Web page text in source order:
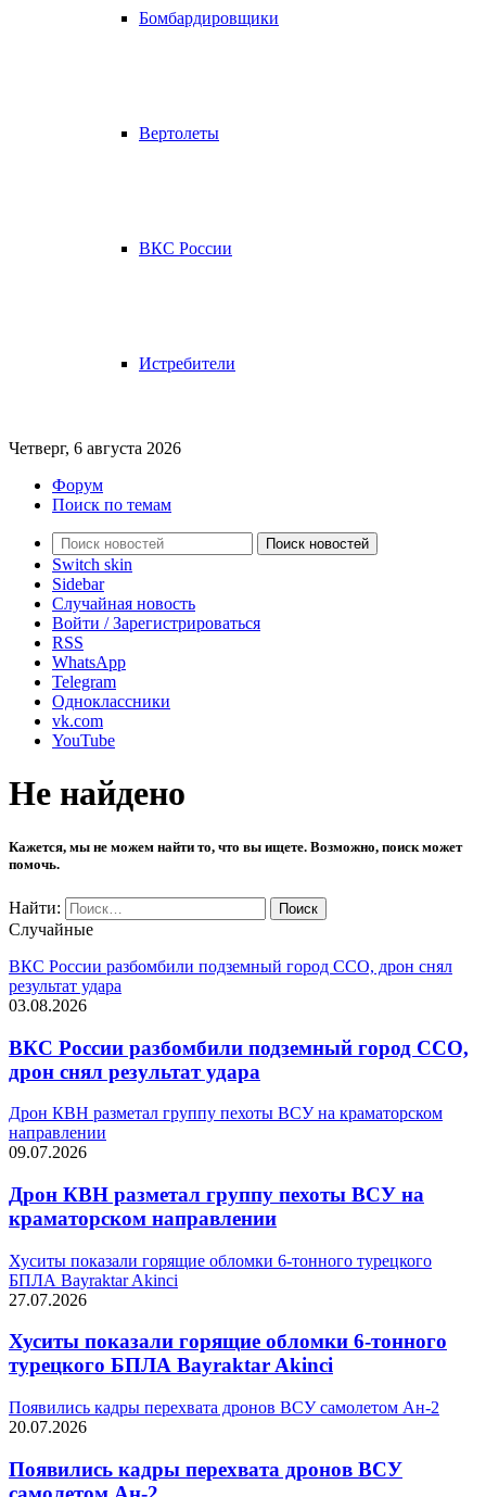
Бомбардировщики
Вертолеты
ВКС России
Истребители
Четверг, 6 августа 2026
Форум
Поиск по темам
Поиск новостей
Switch skin
Sidebar
Случайная новость
Войти / Зарегистрироваться
RSS
WhatsApp
Telegram
Одноклассники
vk.com
YouTube
Не найдено
Кажется, мы не можем найти то, что вы ищете. Возможно, поиск может
помочь.
Найти:
Случайные
ВКС России разбомбили подземный город ССО, дрон снял
результат удара
03.08.2026
ВКС России разбомбили подземный город ССО,
дрон снял результат удара
Дрон КВН разметал группу пехоты ВСУ на краматорском
направлении
09.07.2026
Дрон КВН разметал группу пехоты ВСУ на
краматорском направлении
Хуситы показали горящие обломки 6-тонного турецкого
БПЛА Bayraktar Akinci
27.07.2026
Хуситы показали горящие обломки 6-тонного
турецкого БПЛА Bayraktar Akinci
Появились кадры перехвата дронов ВСУ самолетом Ан-2
20.07.2026
Появились кадры перехвата дронов ВСУ